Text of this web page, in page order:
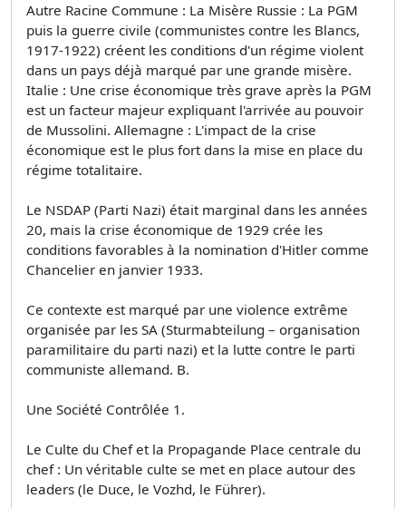
Autre Racine Commune : La Misère Russie : La PGM
puis la guerre civile (communistes contre les Blancs,
1917-1922) créent les conditions d'un régime violent
dans un pays déjà marqué par une grande misère.
Italie : Une crise économique très grave après la PGM
est un facteur majeur expliquant l'arrivée au pouvoir
de Mussolini. Allemagne : L'impact de la crise
économique est le plus fort dans la mise en place du
régime totalitaire.
Le NSDAP (Parti Nazi) était marginal dans les années
20, mais la crise économique de 1929 crée les
conditions favorables à la nomination d'Hitler comme
Chancelier en janvier 1933.
Ce contexte est marqué par une violence extrême
organisée par les SA (Sturmabteilung – organisation
paramilitaire du parti nazi) et la lutte contre le parti
communiste allemand. B.
Une Société Contrôlée 1.
Le Culte du Chef et la Propagande Place centrale du
chef : Un véritable culte se met en place autour des
leaders (le Duce, le Vozhd, le Führer).